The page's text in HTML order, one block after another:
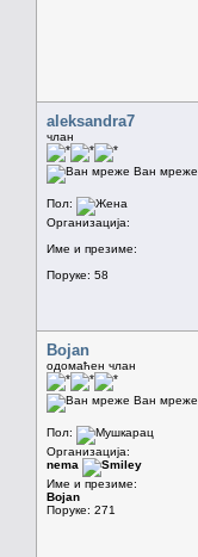
aleksandra7
члан
Ван мреже
Пол:
Организација:
Име и презиме:
Поруке: 58
Bojan
одомаћен члан
Ван мреже
Пол:
Организација:
nema
Име и презиме:
Bojan
Поруке: 271